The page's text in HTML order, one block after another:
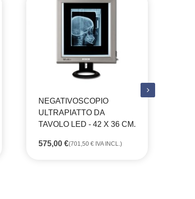
NEGATIVOSCOPIO
ULTRAPIATTO DA
TAVOLO LED - 42 X 36 CM.
575,00 €(701,50 € IVA INCL.)